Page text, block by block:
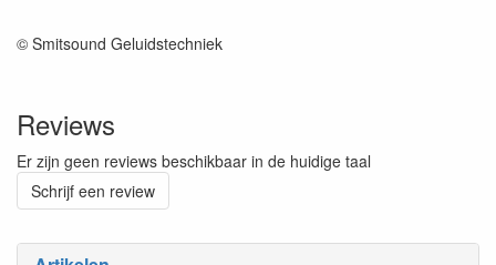
© Smitsound Geluidstechniek
Reviews
Er zijn geen reviews beschikbaar in de huidige taal
Schrijf een review